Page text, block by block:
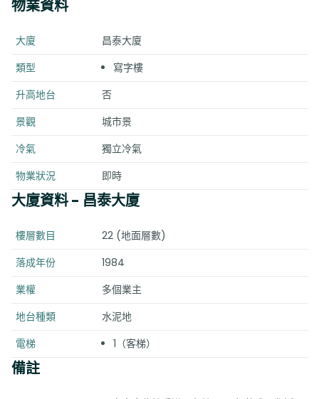
物業資料
大廈
昌泰大廈
類型
寫字樓
升高地台
否
景觀
城市景
冷氣
獨立冷氣
物業狀況
即時
大廈資料- 昌泰大廈
樓層數目
22 (地面層數)
落成年份
1984
業權
多個業主
地台種類
水泥地
電梯
1（客梯）
備註